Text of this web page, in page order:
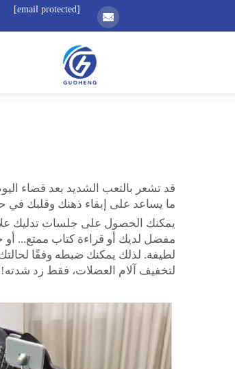
[email protected]
قد تشعر بالتعب الشديد بعد قضاء
ما يساعد على إبقاء ذهنك وقلبك في
يمكنك الحصول على جلسات تدليك
مفضل لديك أو قراءة كتاب ممتع... أو
لطيفة. لذلك يمكنك ضبطه وفقًا
لتخفيف آلام العضلات، فقط زد شدته!